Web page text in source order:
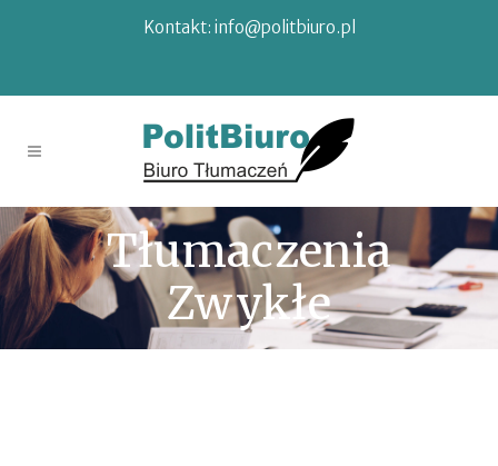
Kontakt: info@politbiuro.pl
Tłumaczenia
Zwykłe